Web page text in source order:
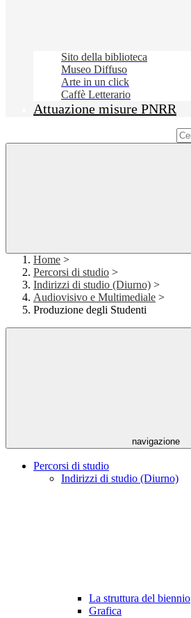
Sito della biblioteca
Museo Diffuso
Arte in un click
Caffè Letterario
Attuazione misure PNRR
Home >
Percorsi di studio >
Indirizzi di studio (Diurno) >
Audiovisivo e Multimediale >
Produzione degli Studenti
navigazione
Percorsi di studio
Indirizzi di studio (Diurno)
La struttura del biennio
Grafica